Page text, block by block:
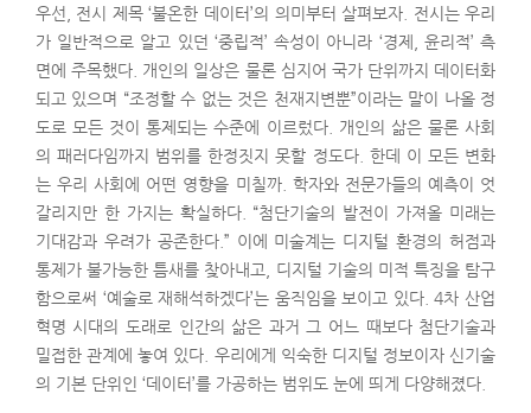
우선, 전시 제목 ‘불온한 데이터’의 의미부터 살펴보자. 전시는 우리
가 일반적으로 알고 있던 ‘중립적’ 속성이 아니라 ‘경제, 윤리적’ 측
면에 주목했다. 개인의 일상은 물론 심지어 국가 단위까지 데이터화
되고 있으며 “조정할 수 없는 것은 천재지변뿐”이라는 말이 나올 정
도로 모든 것이 통제되는 수준에 이르렀다. 개인의 삶은 물론 사회
의 패러다임까지 범위를 한정짓지 못할 정도다. 한데 이 모든 변화
는 우리 사회에 어떤 영향을 미칠까. 학자와 전문가들의 예측이 엇
갈리지만 한 가지는 확실하다. “첨단기술의 발전이 가져올 미래는
기대감과 우려가 공존한다.” 이에 미술계는 디지털 환경의 허점과
통제가 불가능한 틈새를 찾아내고, 디지털 기술의 미적 특징을 탐구
함으로써 ‘예술로 재해석하겠다’는 움직임을 보이고 있다. 4차 산업
혁명 시대의 도래로 인간의 삶은 과거 그 어느 때보다 첨단기술과
밀접한 관계에 놓여 있다. 우리에게 익숙한 디지털 정보이자 신기술
의 기본 단위인 ‘데이터’를 가공하는 범위도 눈에 띄게 다양해졌다.